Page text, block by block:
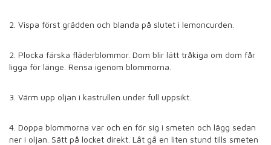
2. Vispa först grädden och blanda på slutet i lemoncurden.
2. Plocka färska fläderblommor. Dom blir lätt tråkiga om dom får
ligga för länge. Rensa igenom blommorna.
3. Värm upp oljan i kastrullen under full uppsikt.
4. Doppa blommorna var och en för sig i smeten och lägg sedan
ner i oljan. Sätt på locket direkt. Låt gå en liten stund tills smeten